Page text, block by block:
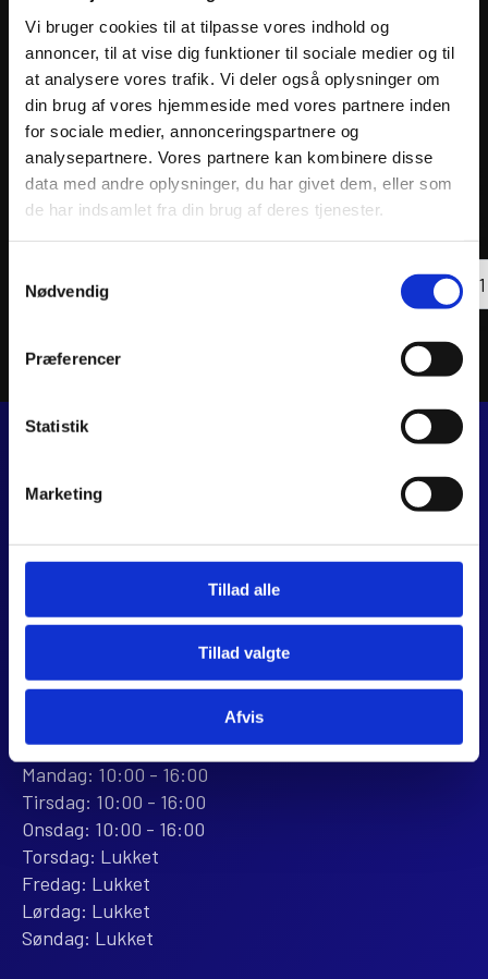
Vi bruger cookies til at tilpasse vores indhold og
annoncer, til at vise dig funktioner til sociale medier og til
at analysere vores trafik. Vi deler også oplysninger om
din brug af vores hjemmeside med vores partnere inden
for sociale medier, annonceringspartnere og
analysepartnere. Vores partnere kan kombinere disse
data med andre oplysninger, du har givet dem, eller som
de har indsamlet fra din brug af deres tjenester.
Nødvendig
Præferencer
Statistik
Marketing
Tillad alle
Tillad valgte
Afvis
GILLES LIFTER KIT TCA BLACK
455kr.
LIFTER
KIT
antal
inkl.
PIT
antal
JJ MOTORCYKLER
Dalagervej 6C
CVR 44928280
webshop@jjmotorcykler.dk
salg@jjmotorcykler.dk
BUTIKKEN
Mandag: 10:00 - 16:00
Tirsdag: 10:00 - 16:00
Onsdag: 10:00 - 16:00
Torsdag: Lukket
Fredag: Lukket
Lørdag: Lukket
Søndag: Lukket